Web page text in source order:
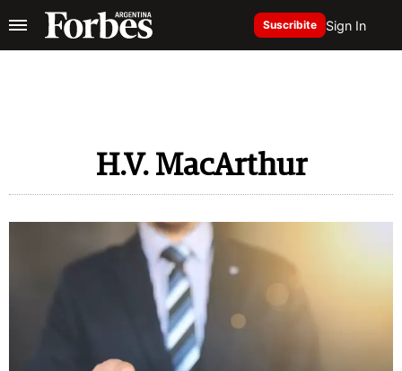
Suscribite Sign In
H.V. MacArthur